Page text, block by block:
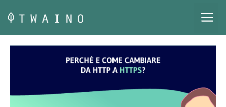
contenuto